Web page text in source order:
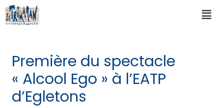
Première du spectacle
« Alcool Ego » à l’EATP
d’Egletons